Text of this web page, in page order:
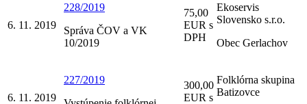
6. 11. 2019
228/2019
Správa ČOV a VK
10/2019
75,00
EUR s
DPH
Ekoservis
Slovensko s.r.o.
Obec Gerlachov
6. 11. 2019
227/2019
300,00
EUR s
Folklórna skupina
Batizovce